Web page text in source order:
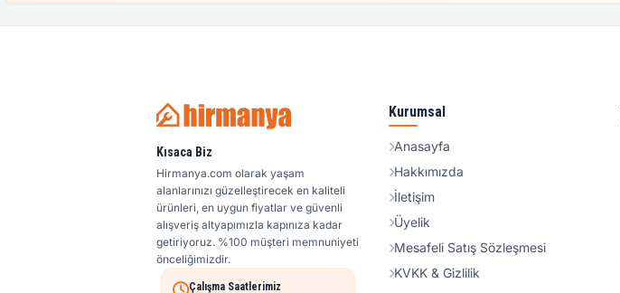
Kısaca Biz
Hirmanya.com olarak yaşam
alanlarınızı güzelleştirecek en kaliteli
ürünleri, en uygun fiyatlar ve güvenli
alışveriş altyapımızla kapınıza kadar
getiriyoruz. %100 müşteri memnuniyeti
önceliğimizdir.
Çalışma Saatlerimiz
Kurumsal
Anasayfa
Hakkımızda
İletişim
Üyelik
Mesafeli Satış Sözleşmesi
KVKK & Gizlilik